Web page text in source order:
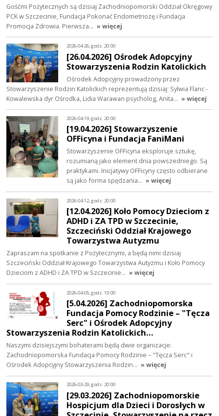
Gośćmi Pożytecznych są dzisiaj Zachodniopomorski Oddział Okręgowy
PCK w Szczecinie, Fundacja Pokonać Endometriozę i Fundacja
Promocja Zdrowia. Pierwsza… » więcej
2026-04-26, godz. 20:00
[26.04.2026] Ośrodek Adopcyjny
Stowarzyszenia Rodzin Katolickich
Ośrodek Adopcyjny prowadzony przez
Stowarzyszenie Rodzin Katolickich reprezentują dzisiaj: Sylwia Flanc -
Kowalewska dyr Ośrodka, Lidia Warawan psycholog, Anita… » więcej
2026-04-19, godz. 20:00
[19.04.2026] Stowarzyszenie
OFFicyna i Fundacja FaniMani
Stowarzyszenie OFFicyna eksploruje sztukę,
rozumianą jako element dnia powszedniego. Są
praktykami. Inicjatywy OFFicyny często odbierane
są jako forma spędzania… » więcej
2026-04-12, godz. 20:00
[12.04.2026] Koło Pomocy Dzieciom z
ADHD i ZA TPD w Szczecinie,
Szczeciński Oddział Krajowego
Towarzystwa Autyzmu
Zapraszam na spotkanie z Pożytecznymi, a będą nimi dzisiaj
Szczeciński Oddział Krajowego Towarzystwa Autyzmu i Koło Pomocy
Dzieciom z ADHD i ZA TPD w Szczecinie… » więcej
2026-04-05, godz. 19:00
[5.04.2026] Zachodniopomorska
Fundacja Pomocy Rodzinie – "Tęcza
Serc" i Ośrodek Adopcyjny
Stowarzyszenia Rodzin Katolickich…
Naszymi dzisiejszymi bohaterami będą dwie organizacje:
Zachodniopomorska Fundacja Pomocy Rodzinie – "Tęcza Serc" i
Ośrodek Adopcyjny Stowarzyszenia Rodzin… » więcej
2026-03-29, godz. 20:00
[29.03.2026] Zachodniopomorskie
Hospicjum dla Dzieci i Dorosłych w